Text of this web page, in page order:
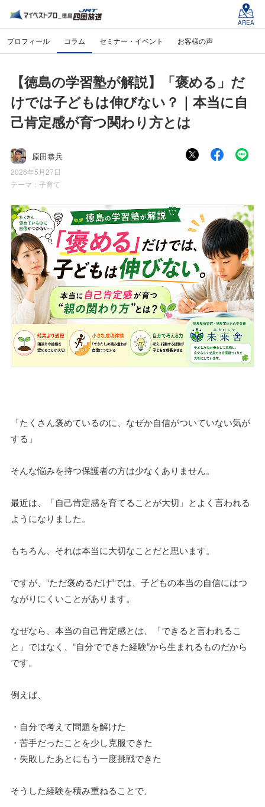
AREA
プロフィール コラム セミナー・イベント お客様の声
【徳島の学習塾が解説】「褒める」だ
けでは子どもは伸びない？｜本当に自
己肯定感が育つ関わり方とは
原田恭兵
2026年5月27日
テーマ： 子育て
「たくさん褒めているのに、なぜか自信がついていない気が
する」
そんな悩みを持つ保護者の方は少なくありません。
最近は、「自己肯定感を育てることが大切」とよく言われる
ようになりました。
もちろん、それは本当に大切なことだと思います。
ですが、“ただ褒めるだけ”では、子どもの本当の自信にはつ
ながりにくいことがあります。
なぜなら、本当の自己肯定感とは、「できると言われるこ
と」ではなく、“自分でできた経験”から生まれるものだから
です。
例えば、
・自分で考えて問題を解けた
・苦手だったことを少し克服できた
・失敗したあとにもう一度挑戦できた
そうした経験を積み重ねることで、